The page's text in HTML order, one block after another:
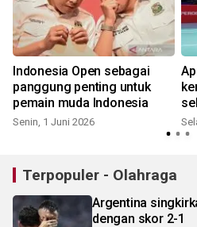
Indonesia Open sebagai
panggung penting untuk
pemain muda Indonesia
Senin, 1 Juni 2026
di
Terpopuler - Olahraga
Argentina
dengan skor 2-1